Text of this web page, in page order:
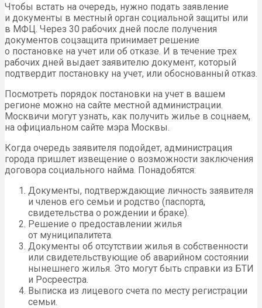
Чтобы встать на очередь, нужно подать заявление
и документы в местный орган социальной защиты или
в МФЦ. Через 30 рабочих дней после получения
документов соцзащита принимает решение
о постановке на учет или об отказе. И в течение трех
рабочих дней выдает заявителю документ, который
подтвердит постановку на учет, или обоснованный отказ.
Посмотреть порядок постановки на учет в вашем
регионе можно на сайте местной администрации.
Москвичи могут узнать, как получить жилье в соцнаем,
на официальном сайте мэра Москвы.
Когда очередь заявителя подойдет, администрация
города пришлет извещение о возможности заключения
договора социального найма. Понадобятся:
Документы, подтверждающие личность заявителя
и членов его семьи и родство (паспорта,
свидетельства о рождении и браке).
Решение о предоставлении жилья
от муниципалитета.
Документы об отсутствии жилья в собственности
или свидетельствующие об аварийном состоянии
нынешнего жилья. Это могут быть справки из БТИ
и Росреестра.
Выписка из лицевого счета по месту регистрации
семьи.